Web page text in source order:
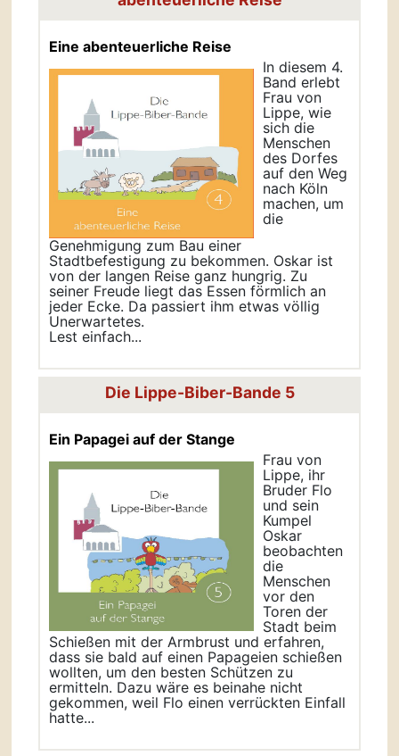
Eine abenteuerliche Reise
In diesem 4.
Band erlebt
Frau von
Lippe, wie
sich die
Menschen
des Dorfes
auf den Weg
nach Köln
machen, um
die
Genehmigung zum Bau einer
Stadtbefestigung zu bekommen. Oskar ist
von der langen Reise ganz hungrig. Zu
seiner Freude liegt das Essen förmlich an
jeder Ecke. Da passiert ihm etwas völlig
Unerwartetes.
Lest einfach...
Die Lippe-Biber-Bande 5
Ein Papagei auf der Stange
Frau von
Lippe, ihr
Bruder Flo
und sein
Kumpel
Oskar
beobachten
die
Menschen
vor den
Toren der
Stadt beim
Schießen mit der Armbrust und erfahren,
dass sie bald auf einen Papageien schießen
wollten, um den besten Schützen zu
ermitteln. Dazu wäre es beinahe nicht
gekommen, weil Flo einen verrückten Einfall
hatte...